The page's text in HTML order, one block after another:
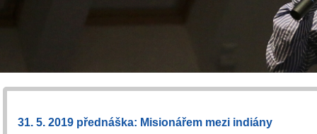
31. 5. 2019 přednáška: Misionářem mezi indiány